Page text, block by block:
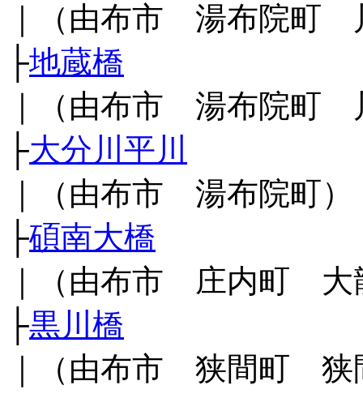
｜（由布市 湯布院町
├地蔵橋
｜（由布市 湯布院町
├大分川平川
｜（由布市 湯布院町）
├碩南大橋
｜（由布市 庄内町 大
├黒川橋
｜（由布市 狭間町 狭